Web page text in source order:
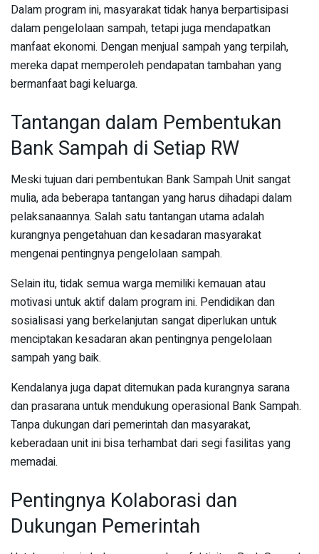
Dalam program ini, masyarakat tidak hanya berpartisipasi
dalam pengelolaan sampah, tetapi juga mendapatkan
manfaat ekonomi. Dengan menjual sampah yang terpilah,
mereka dapat memperoleh pendapatan tambahan yang
bermanfaat bagi keluarga.
Tantangan dalam Pembentukan
Bank Sampah di Setiap RW
Meski tujuan dari pembentukan Bank Sampah Unit sangat
mulia, ada beberapa tantangan yang harus dihadapi dalam
pelaksanaannya. Salah satu tantangan utama adalah
kurangnya pengetahuan dan kesadaran masyarakat
mengenai pentingnya pengelolaan sampah.
Selain itu, tidak semua warga memiliki kemauan atau
motivasi untuk aktif dalam program ini. Pendidikan dan
sosialisasi yang berkelanjutan sangat diperlukan untuk
menciptakan kesadaran akan pentingnya pengelolaan
sampah yang baik.
Kendalanya juga dapat ditemukan pada kurangnya sarana
dan prasarana untuk mendukung operasional Bank Sampah.
Tanpa dukungan dari pemerintah dan masyarakat,
keberadaan unit ini bisa terhambat dari segi fasilitas yang
memadai.
Pentingnya Kolaborasi dan
Dukungan Pemerintah